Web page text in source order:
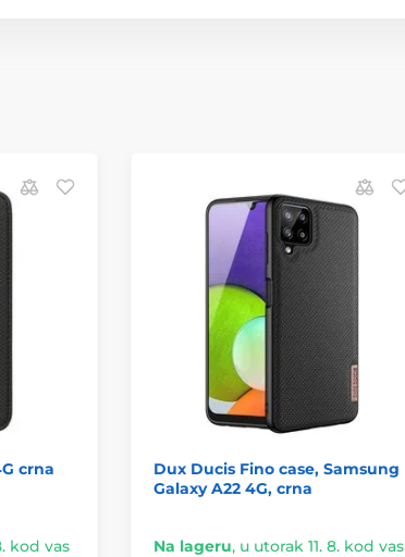
crna
kod vas
Dux Ducis Fino case, Samsung
Galaxy A22 4G, crna
Na lageru, u utorak 11. 8. kod vas